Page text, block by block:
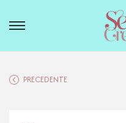
PRECEDENTE